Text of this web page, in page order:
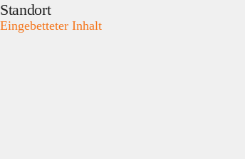
Standort
Eingebetteter Inhalt